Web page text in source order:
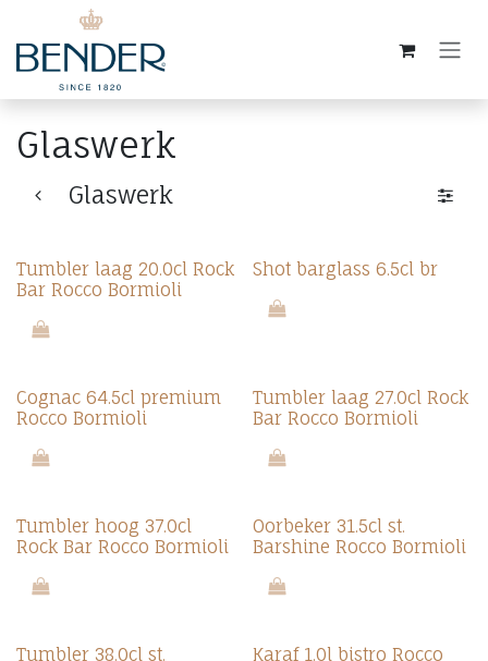
Overslaan naar inhoud
Glaswerk
Glaswerk
Tumbler laag 20.0cl Rock
Bar Rocco Bormioli
Shot barglass 6.5cl br
Cognac 64.5cl premium
Rocco Bormioli
Tumbler laag 27.0cl Rock
Bar Rocco Bormioli
Tumbler hoog 37.0cl
Rock Bar Rocco Bormioli
Oorbeker 31.5cl st.
Barshine Rocco Bormioli
Tumbler 38.0cl st.
Karaf 1.0l bistro Rocco